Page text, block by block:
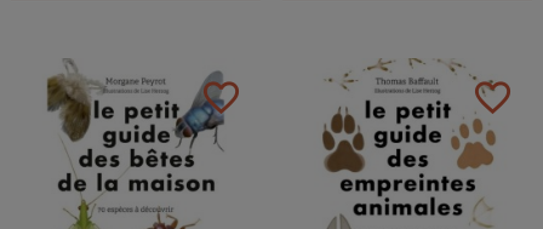
favorite_border favorite_border